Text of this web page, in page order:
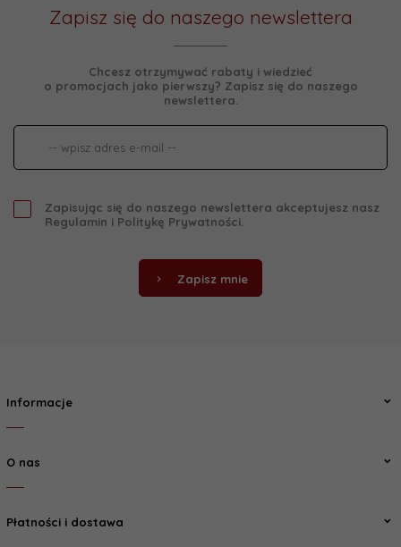
Zapisz się do naszego newslettera
Chcesz otrzymywać rabaty i wiedzieć
o promocjach jako pierwszy? Zapisz się do naszego
newslettera.
Zapisując się do naszego newslettera akceptujesz nasz
Regulamin i Politykę Prywatności.
Zapisz mnie
Informacje
O nas
Płatności i dostawa